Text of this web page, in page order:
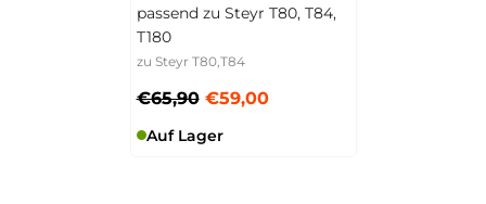
passend zu Steyr T80, T84,
T180
zu Steyr T80,T84
€65,90 €59,00
Auf Lager